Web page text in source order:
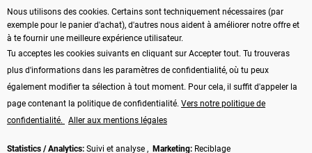
Service
Informations
Modes de paiement
Nous utilisons des cookies. Certains sont techniquement nécessaires (par
exemple pour le panier d'achat), d'autres nous aident à améliorer notre offre et
à te fournir une meilleure expérience utilisateur.
Tu acceptes les cookies suivants en cliquant sur Accepter tout. Tu trouveras
plus d'informations dans les paramètres de confidentialité, où tu peux
également modifier ta sélection à tout moment. Pour cela, il suffit d'appeler la
page contenant la politique de confidentialité. Vers notre politique de
confidentialité.
Aller aux mentions légales
Statistics / Analytics: Suivi et analyse , Marketing: Reciblage